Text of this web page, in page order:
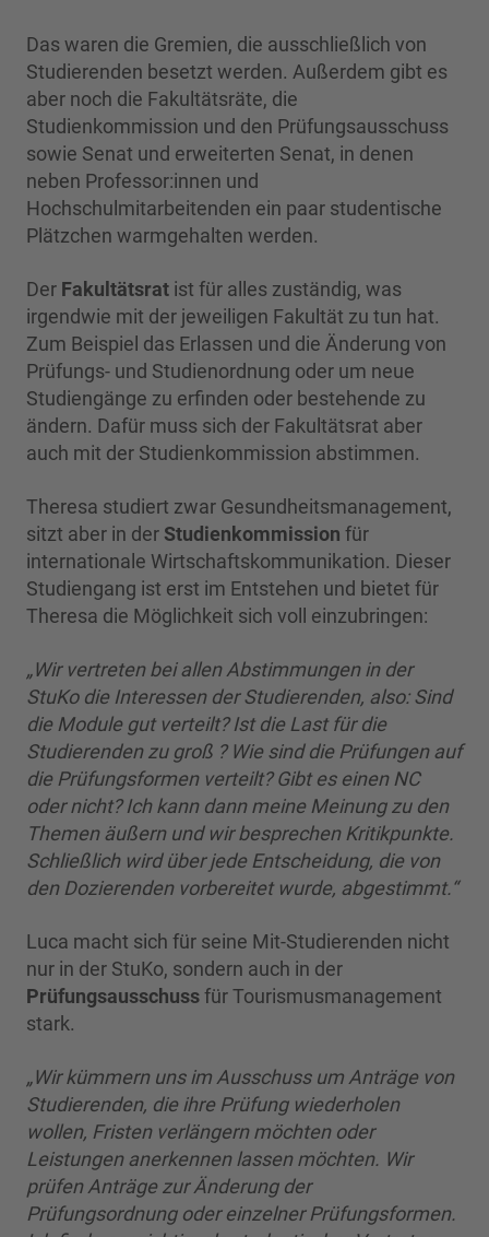
Das waren die Gremien, die ausschließlich von
Studierenden besetzt werden. Außerdem gibt es
aber noch die Fakultätsräte, die
Studienkommission und den Prüfungsausschuss
sowie Senat und erweiterten Senat, in denen
neben Professor:innen und
Hochschulmitarbeitenden ein paar studentische
Plätzchen warmgehalten werden.
Der Fakultätsrat ist für alles zuständig, was
irgendwie mit der jeweiligen Fakultät zu tun hat.
Zum Beispiel das Erlassen und die Änderung von
Prüfungs- und Studienordnung oder um neue
Studiengänge zu erfinden oder bestehende zu
ändern. Dafür muss sich der Fakultätsrat aber
auch mit der Studienkommission abstimmen.
Theresa studiert zwar Gesundheitsmanagement,
sitzt aber in der Studienkommission für
internationale Wirtschaftskommunikation. Dieser
Studiengang ist erst im Entstehen und bietet für
Theresa die Möglichkeit sich voll einzubringen:
„Wir vertreten bei allen Abstimmungen in der
StuKo die Interessen der Studierenden, also: Sind
die Module gut verteilt? Ist die Last für die
Studierenden zu groß ? Wie sind die Prüfungen auf
die Prüfungsformen verteilt? Gibt es einen NC
oder nicht? Ich kann dann meine Meinung zu den
Themen äußern und wir besprechen Kritikpunkte.
Schließlich wird über jede Entscheidung, die von
den Dozierenden vorbereitet wurde, abgestimmt.“
Luca macht sich für seine Mit-Studierenden nicht
nur in der StuKo, sondern auch in der
Prüfungsausschussfür Tourismusmanagement
stark.
„Wir kümmern uns im Ausschuss um Anträge von
Studierenden, die ihre Prüfung wiederholen
wollen, Fristen verlängern möchten oder
Leistungen anerkennen lassen möchten. Wir
prüfen Anträge zur Änderung der
Prüfungsordnung oder einzelner Prüfungsformen.